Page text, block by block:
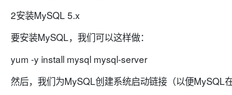
2安装MySQL 5.x
要安装MySQL，我们可以这样做：
yum -y install mysql mysql-server
然后，我们为MySQL创建系统启动链接（以便MySQL